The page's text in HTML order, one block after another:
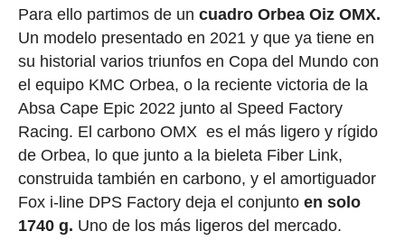
Para ello partimos de un cuadro Orbea Oiz OMX.
Un modelo presentado en 2021 y que ya tiene en
su historial varios triunfos en Copa del Mundo con
el equipo KMC Orbea, o la reciente victoria de la
Absa Cape Epic 2022 junto al Speed Factory
Racing. El carbono OMX es el más ligero y rígido
de Orbea, lo que junto a la bieleta Fiber Link,
construida también en carbono, y el amortiguador
Fox i-line DPS Factory deja el conjunto en solo
1740 g. Uno de los más ligeros del mercado.